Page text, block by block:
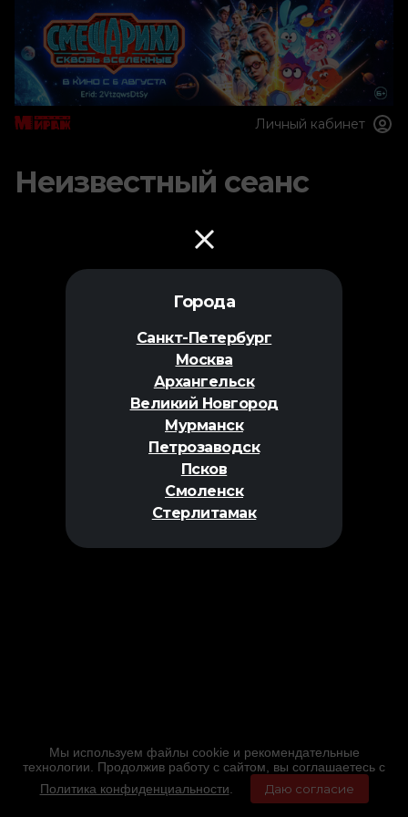
Города
Санкт-Петербург
Москва
Архангельск
Великий Новгород
Мурманск
Петрозаводск
Псков
Смоленск
Стерлитамак
Личный кабинет
Неизвестный сеанс
Мы используем файлы cookie и рекомендательные
технологии. Продолжив работу с сайтом, вы соглашаетесь с
Политика конфиденциальности
Даю согласие